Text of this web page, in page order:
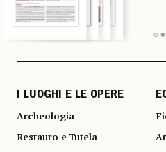
I LUOGHI E LE OPERE
Archeologia
Restauro e Tutela